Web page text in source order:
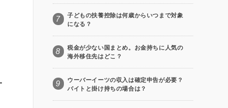
7
子どもの扶養控除は何歳からいつまで対象
になる？
8
税金が少ない国まとめ。お金持ちに人気の
海外移住先はどこ？
9
ウーバーイーツの収入は確定申告が必要？
バイトと掛け持ちの場合は？